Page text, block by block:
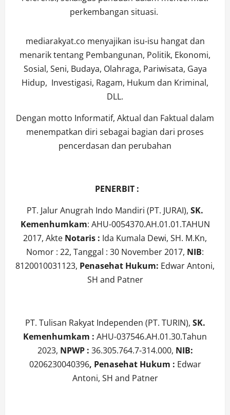
perkembangan situasi.
mediarakyat.co menyajikan isu-isu hangat dan
menarik tentang Pembangunan, Politik, Ekonomi,
Sosial, Seni, Budaya, Olahraga, Pariwisata, Gaya
Hidup, Investigasi, Ragam, Hukum dan Kriminal,
DLL.
Dengan motto Informatif, Aktual dan Faktual dalam
menempatkan diri sebagai bagian dari proses
pencerdasan dan perubahan
PENERBIT :
PT. Jalur Anugrah Indo Mandiri (PT. JURAI), SK.
Kemenhumkam: AHU-0054370.AH.01.01.TAHUN
2017, Akte Notaris : Ida Kumala Dewi, SH. M.Kn,
Nomor : 22, Tanggal : 30 November 2017, NIB:
8120010031123, Penasehat Hukum: Edwar Antoni,
SH and Patner
PT. Tulisan Rakyat Independen (PT. TURIN), SK.
Kemenhumkam : AHU-037546.AH.01.30.Tahun
2023, NPWP : 36.305.764.7-314.000, NIB:
0206230040396, Penasehat Hukum : Edwar
Antoni, SH and Patner